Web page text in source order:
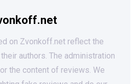
on Zvonkoff.net reflect the
authors. The administration
the content of reviews. We